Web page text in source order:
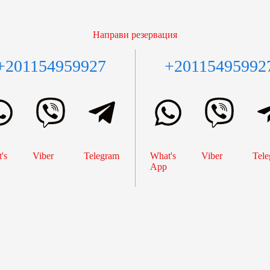
Направи резервация
Viber Telegram
What's
App
Viber